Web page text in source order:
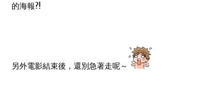
的海報?!
另外電影結束後，還別急著走呢～